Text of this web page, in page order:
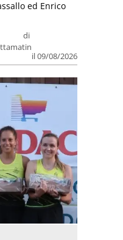
di
il 09/08/2026
ed Enrico